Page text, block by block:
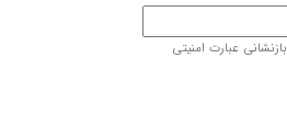
بازنشانی عبارت امنیتی